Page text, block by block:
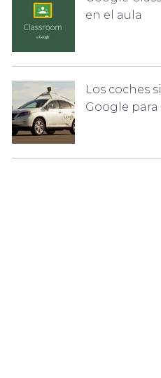
en el aula
Los coches
Google para